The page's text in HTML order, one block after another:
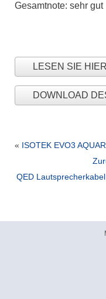
Gesamtnote: sehr gut
LESEN SIE
DOWNLOAD
« ISOTEK EVO3
QED